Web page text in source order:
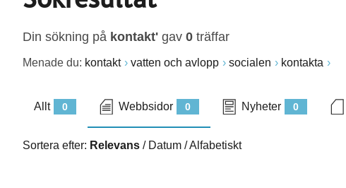
Din sökning på kontakt' gav 0 träffar
Menade du: kontakt vatten och avlopp socialen kontakta
0
Allt 0
Webbsidor 0
Nyheter
Sortera efter: Relevans / Datum /Alfabetiskt